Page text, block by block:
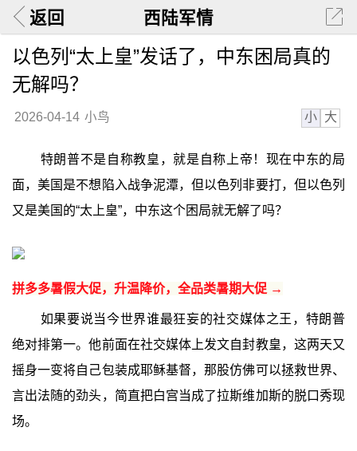
返回 西陆军情
以色列“太上皇”发话了，中东困局真的
无解吗？
2026-04-14 小鸟 小 大
特朗普不是自称教皇，就是自称上帝！现在中东的局
面，美国是不想陷入战争泥潭，但以色列非要打，但以色列
又是美国的“太上皇”，中东这个困局就无解了吗？
拼多多暑假大促，升温降价，全品类暑期大促 →
如果要说当今世界谁最狂妄的社交媒体之王，特朗普
绝对排第一。他前面在社交媒体上发文自封教皇，这两天又
摇身一变将自己包装成耶稣基督，那股仿佛可以拯救世界、
言出法随的劲头，简直把白宫当成了拉斯维加斯的脱口秀现
场。